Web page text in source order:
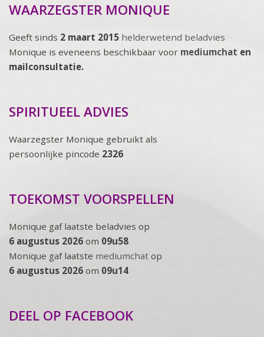
WAARZEGSTER MONIQUE
Geeft sinds 2 maart 2015 helderwetend beladvies
Monique is eveneens beschikbaar voor mediumchat en
mailconsultatie.
SPIRITUEEL ADVIES
Waarzegster Monique gebruikt als
persoonlijke pincode 2326
TOEKOMST VOORSPELLEN
Monique gaf laatste beladvies op
6 augustus 2026 om 09u58
Monique gaf laatste mediumchat op
6 augustus 2026 om 09u14
DEEL OP FACEBOOK